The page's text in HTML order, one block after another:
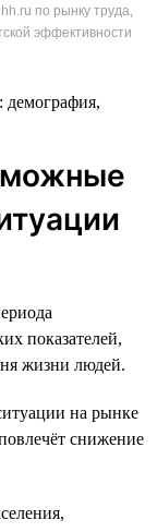
по рынку труда,
эффективности
показателей,
жизни людей.
на рынке
снижение